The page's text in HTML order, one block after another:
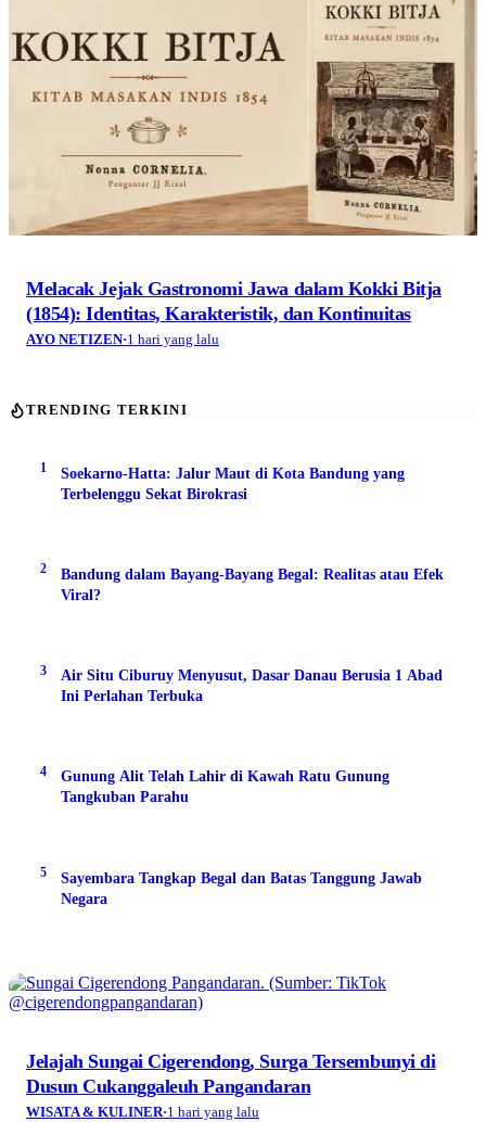
Melacak Jejak Gastronomi Jawa dalam Kokki Bitja
(1854): Identitas, Karakteristik, dan Kontinuitas
AYO NETIZEN·1 hari yang lalu
TRENDING TERKINI
1
Soekarno-Hatta: Jalur Maut di Kota Bandung yang
Terbelenggu Sekat Birokrasi
2
Bandung dalam Bayang-Bayang Begal: Realitas atau Efek
Viral?
3
Air Situ Ciburuy Menyusut, Dasar Danau Berusia 1 Abad
Ini Perlahan Terbuka
4
Gunung Alit Telah Lahir di Kawah Ratu Gunung
Tangkuban Parahu
5
Sayembara Tangkap Begal dan Batas Tanggung Jawab
Negara
Jelajah Sungai Cigerendong, Surga Tersembunyi di
Dusun Cukanggaleuh Pangandaran
WISATA & KULINER·1 hari yang lalu